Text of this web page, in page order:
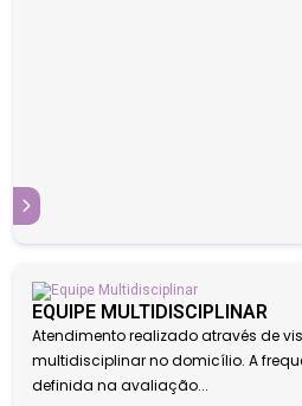
EQUIPE MULTIDISCIPLINAR
Atendimento realizado através de
multidisciplinar no domicílio. A
definida na avaliação...